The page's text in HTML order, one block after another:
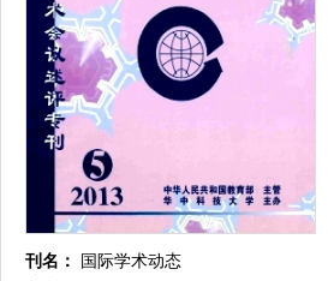
刊名：
国际学术动态